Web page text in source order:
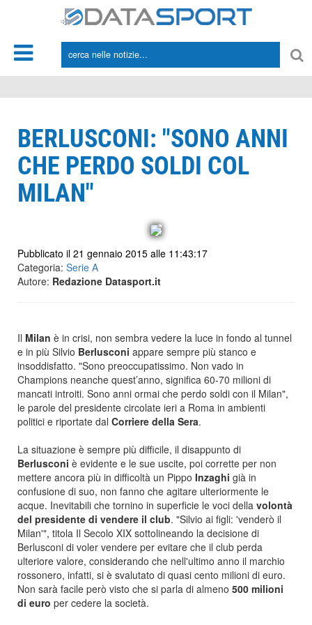
BERLUSCONI: "SONO ANNI
CHE PERDO SOLDI COL
MILAN"
Pubblicato il 21 gennaio 2015 alle 11:43:17
Categoria: Serie A
Autore: Redazione Datasport.it
Il Milan è in crisi, non sembra vedere la luce in fondo al tunnel
e in più Silvio Berlusconi appare sempre più stanco e
insoddisfatto. "Sono preoccupatissimo. Non vado in
Champions neanche quest’anno, significa 60-70 milioni di
mancati introiti. Sono anni ormai che perdo soldi con il Milan",
le parole del presidente circolate ieri a Roma in ambienti
politici e riportate dal Corriere della Sera.
La situazione è sempre più difficile, il disappunto di
Berlusconi è evidente e le sue uscite, poi corrette per non
mettere ancora più in difficoltà un Pippo Inzaghi già in
confusione di suo, non fanno che agitare ulteriormente le
acque. Inevitabili che tornino in superficie le voci della volontà
del presidente di vendere il club. "Silvio ai figli: 'venderò il
Milan'", titola Il Secolo XIX sottolineando la decisione di
Berlusconi di voler vendere per evitare che il club perda
ulteriore valore, considerando che nell'ultimo anno il marchio
rossonero, infatti, si è svalutato di quasi cento milioni di euro.
Non sarà facile però visto che si parla di almeno 500 milioni
di euro per cedere la società.